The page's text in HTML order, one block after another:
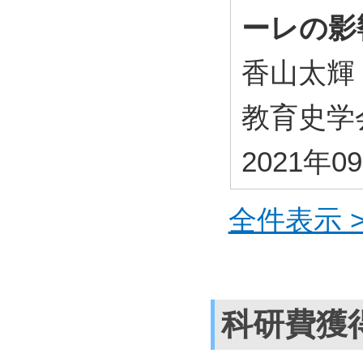
ーレの影
香山太輝
教育史
2021年
全件表示
科研費獲